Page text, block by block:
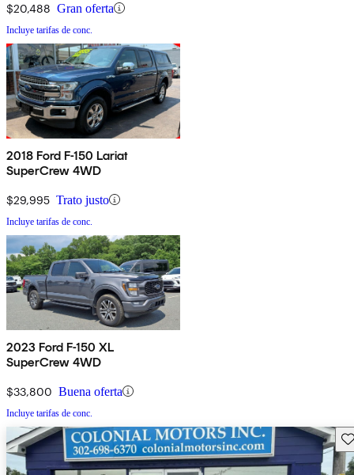
$20,488 Gran oferta
Incluye tarifas de conc.
2018 Ford F-150 Lariat
SuperCrew 4WD
$29,995 Trato justo
Incluye tarifas de conc.
2023 Ford F-150 XL
SuperCrew 4WD
$33,800 Buena oferta
Incluye tarifas de conc.